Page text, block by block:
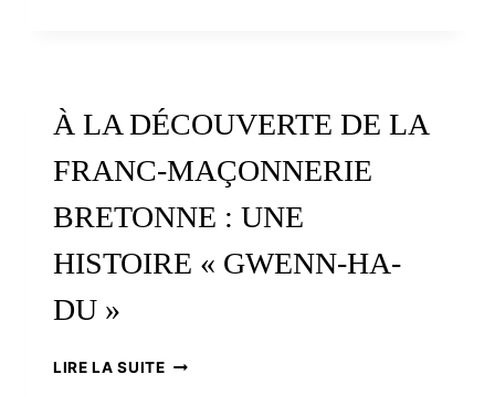
LA
RENCONTRE
RACINES
À LA DÉCOUVERTE DE LA
FRANC-MAÇONNERIE
BRETONNE : UNE
HISTOIRE « GWENN-HA-
DU »
LIRE LA SUITEÀ